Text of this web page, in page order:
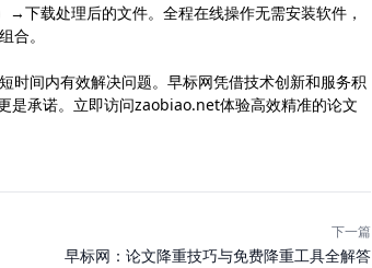
下载处理后的文件。全程在线操作无需安装软件，
合。
时间内有效解决问题。早标网凭借技术创新和服务积
是承诺。立即访问zaobiao.net体验高效精准的论文
下一篇
早标网：论文降重技巧与免费降重工具全解答